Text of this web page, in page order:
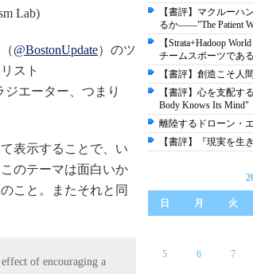
Lab)
@BostonUpdate）のツ
スト
ジエーター、つまり
表示することで、い
のテーマは面白いか
こと。またそれと同
of encouraging a
【書評】マクルーハ
るか――"The Patient
【Strata+Hadoop
チームスポーツである
【書評】創造こそ
【書評】心を支配す
Body Knows Its Mind"
離陸するドローン・
【書評】『現実を生
日 月 火
5 6 7